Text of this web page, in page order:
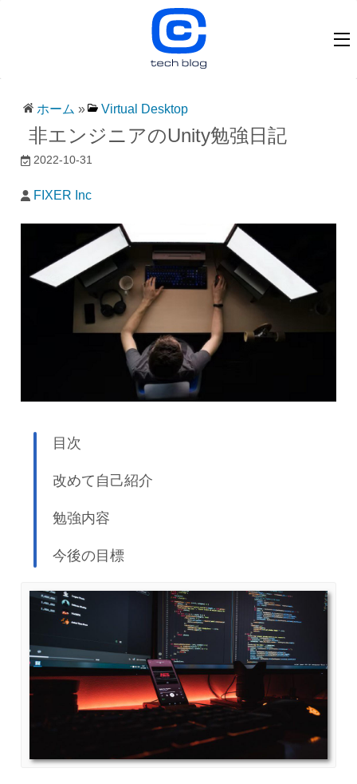
ホーム » Virtual Desktop
非エンジニアのUnity勉強日記
2022-10-31
FIXER Inc
目次
改めて自己紹介
勉強内容
今後の目標